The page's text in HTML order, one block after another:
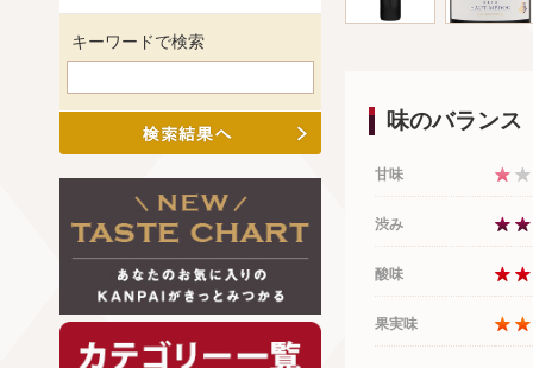
味のバランス
甘味
渋み
酸味
果実味
キーワードで検索